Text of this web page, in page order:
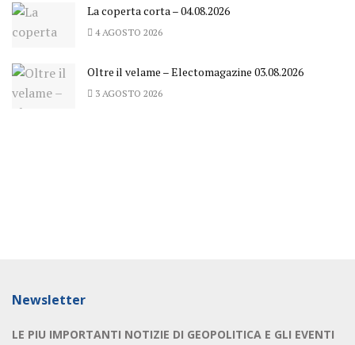
La coperta corta – 04.08.2026
4 AGOSTO 2026
Oltre il velame – Electomagazine 03.08.2026
3 AGOSTO 2026
Newsletter
LE PIU IMPORTANTI NOTIZIE DI GEOPOLITICA E GLI EVENTI